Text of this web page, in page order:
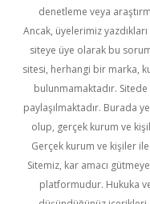
denetleme veya
Ancak, üyelerimiz
siteye üye olarak bu
sitesi, herhangi bir marka,
bulunmamaktadır. Sitede
paylaşılmaktadır. Burada
olup, gerçek kurum ve
Gerçek kurum ve kişiler
Sitemiz, kar amacı
platformudur. Hukuka